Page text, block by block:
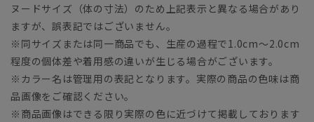
ヌードサイズ（体の寸法）のため上記表示と異なる場合があり
ますが、誤表記ではございません。
※同サイズまたは同一商品でも、生産の過程で1.0cm～2.0cm
程度の個体差や着用感の違いが生じる場合がございます。
※カラー名は管理用の表記となります。実際の商品の色味は商
品画像をご確認ください。
※商品画像はできる限り実際の色に近づけて掲載しております